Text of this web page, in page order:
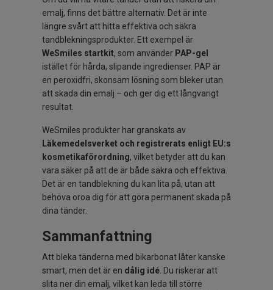
emalj, finns det bättre alternativ. Det är inte
längre svårt att hitta effektiva och säkra
tandblekningsprodukter. Ett exempel är
WeSmiles startkit, som använder PAP-gel
istället för hårda, slipande ingredienser. PAP är
en peroxidfri, skonsam lösning som bleker utan
att skada din emalj – och ger dig ett långvarigt
resultat.
WeSmiles produkter har granskats av
Läkemedelsverket och registrerats enligt EU:s
kosmetikaförordning, vilket betyder att du kan
vara säker på att de är både säkra och effektiva.
Det är en tandblekning du kan lita på, utan att
behöva oroa dig för att göra permanent skada på
dina tänder.
Sammanfattning
Att bleka tänderna med bikarbonat låter kanske
smart, men det är en dålig idé. Du riskerar att
slita ner din emalj, vilket kan leda till större